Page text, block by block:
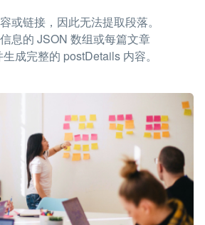
或链接，因此无法提取段落。
息的 JSON 数组或每篇文章
成完整的 postDetails 内容。